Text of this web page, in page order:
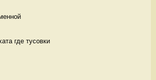
где тусовки